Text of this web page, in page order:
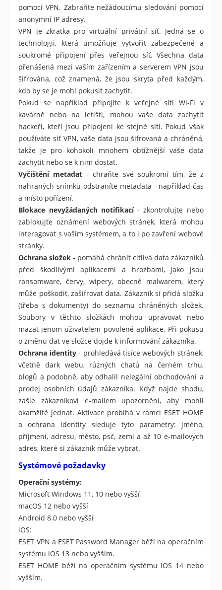
pomocí VPN. Zabraňte nežádoucímu sledování pomocí
anonymní IP adresy.
VPN je zkratka pro virtuální privátní síť. Jedná se o
technologii, která umožňuje vytvořit zabezpečené a
soukromé připojení přes veřejnou síť. Všechna data
přenášená mezi vaším zařízením a serverem VPN jsou
šifrována, což znamená, že jsou skryta před každým,
kdo by se je mohl pokusit zachytit.
Pokud se například připojíte k veřejné síti Wi-Fi v
kavárně nebo na letišti, mohou vaše data zachytit
hackeři, kteří jsou připojeni ke stejné síti. Pokud však
používáte síť VPN, vaše data jsou šifrovaná a chráněná,
takže je pro kohokoli mnohem obtížnější vaše data
zachytit nebo se k nim dostat.
Vyčištění metadat - chraňte své soukromí tím, že z
nahraných snímků odstraníte metadata - například čas
a místo pořízení.
Blokace nevyžádaných notifikací- zkontrolujte nebo
zablokujte oznámení webových stránek, která mohou
interagovat s vaším systémem, a to i po zavření webové
stránky.
Ochrana složek - pomáhá chránit citlivá data zákazníků
před škodlivými aplikacemi a hrozbami, jako jsou
ransomware, červy, wipery, obecně malwarem, který
může poškodit, zašifrovat data. Zákazník si přidá složku
(třeba s dokumenty) do seznamu chráněných složek.
Soubory v těchto složkách mohou upravovat nebo
mazat jenom uživatelem povolené aplikace. Při pokusu
o změnu dat ve složce dojde k informování zákazníka.
Ochrana identity- prohledává tisíce webových stránek,
včetně dark webu, různých chatů na černém trhu,
blogů a podobně, aby odhalil nelegální obchodování a
prodej osobních údajů zákazníka. Když najde shodu,
zašle zákazníkovi e-mailem upozornění, aby mohli
okamžitě jednat. Aktivace probíhá v rámci ESET HOME
a ochrana identity sleduje tyto parametry: jméno,
příjmení, adresu, město, psč, zemi a až 10 e-mailových
adres, které si zákazník může vybrat.
Systémové požadavky
Operační systémy:
Microsoft Windows 11, 10 nebo vyšší
macOS 12 nebo vyšší
Android 8.0 nebo vyšší
iOS:
ESET VPN a ESET Password Manager běží na operačním
systému iOS 13 nebo vyšším.
ESET HOME běží na operačním systému iOS 14 nebo
vyšším.